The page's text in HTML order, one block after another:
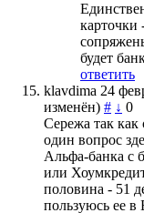
карточки
будет
ответить
klavdima 24
изменён) # ↓ 0
Сережа так как
один вопрос
Альфа-банка с
или
половина - 51
пользуюсь ее в